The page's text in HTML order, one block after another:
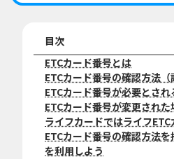
目次
ETCカード番号とは
ETCカード番号の確認方法（
ETCカード番号が必要とさ
ETCカード番号が変更され
ライフカードではライフ
ETCカード番号の確認方法
を利用しよう